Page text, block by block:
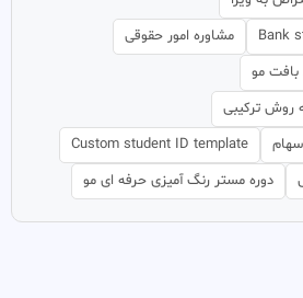
Bank
مشاوره امور حقوقی
مو
روش ترکیبی
Custom student ID template
دوره مستر رنگ آمیزی حرفه ای مو